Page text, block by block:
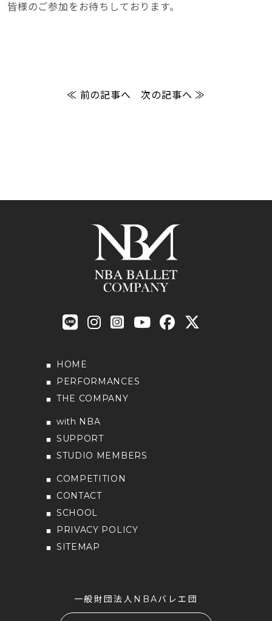
皆様のご参加をお待ちしております。
≪ 前の記事へ 次の記事へ ≫
HOME
PERFORMANCES
THE COMPANY
with NBA
SUPPORT
STUDIO MEMBERS
COMPETITION
CONTACT
SCHOOL
PRIVACY POLICY
SITEMAP
一般財団法人NBAバレエ団